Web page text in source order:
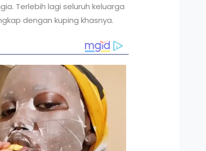
Terlebih lagi seluruh keluarga
dengan kuping khasnya.